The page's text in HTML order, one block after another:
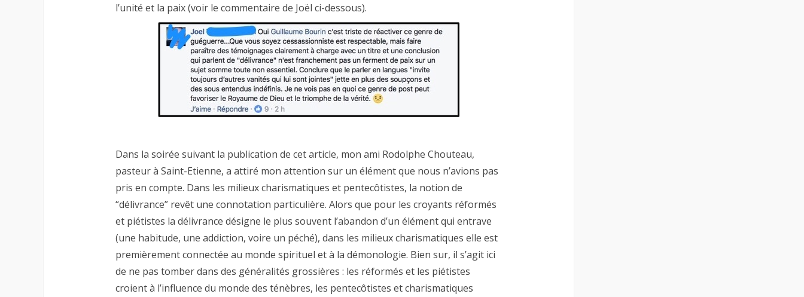
l’unité et la paix (voir le commentaire de Joël ci-dessous).
Dans la soirée suivant la publication de cet article, mon ami Rodolphe Chouteau,
pasteur à Saint-Etienne, a attiré mon attention sur un élément que nous n’avions pas
pris en compte. Dans les milieux charismatiques et pentecôtistes, la notion de
“délivrance” revêt une connotation particulière. Alors que pour les croyants réformés
et piétistes la délivrance désigne le plus souvent l’abandon d’un élément qui entrave
(une habitude, une addiction, voire un péché), dans les milieux charismatiques elle est
premièrement connectée au monde spirituel et à la démonologie. Bien sur, il s’agit ici
de ne pas tomber dans des généralités grossières : les réformés et les piétistes
croient à l’influence du monde des ténèbres, les pentecôtistes et charismatiques